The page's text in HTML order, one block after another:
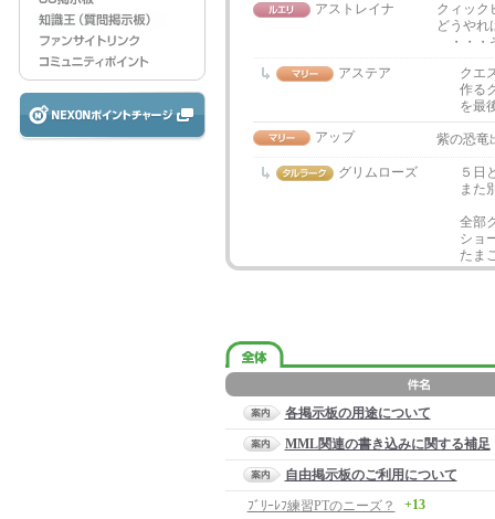
アストレイナ
クィック
どうやれ
・・・
アステア
クエ
作る
を最
アップ
紫の恐竜
グリムローズ
５日
また
全部
ショ
たま
各掲示板の用途について
MML関連の書き込みに関する補足
自由掲示板のご利用について
ﾌﾞﾘｰﾚﾌ練習PTのニーズ？
+13